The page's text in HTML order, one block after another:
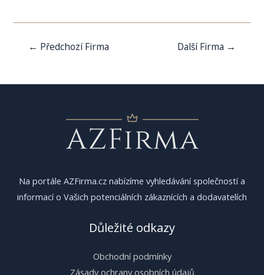
Navigace
← Předchozí Firma Další Firma →
Na portále AZFirma.cz nabízíme vyhledávání společností a
informací o Vašich potenciálních zákaznících a dodavatelích
Důležité odkazy
Obchodní podmínky
Zásady ochrany osobních údajů